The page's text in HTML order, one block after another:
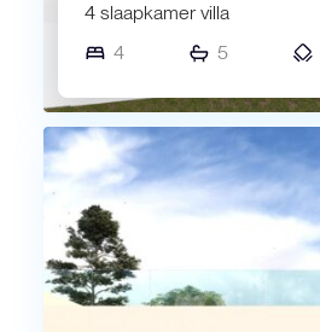
4 slaapkamer villa
4
5